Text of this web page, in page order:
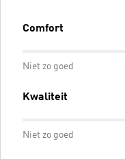
Comfort
Niet zo goed
Kwaliteit
Niet zo goed